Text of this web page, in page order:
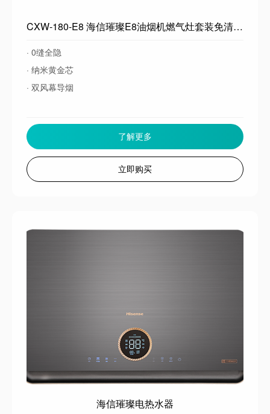
CXW-180-E8 海信璀璨E8油烟机燃气灶套装免清洁厨房家用嵌入易清洁
· 0缝全隐
· 纳米黄金芯
· 双风幕导烟
了解更多
立即购买
海信璀璨电热水器